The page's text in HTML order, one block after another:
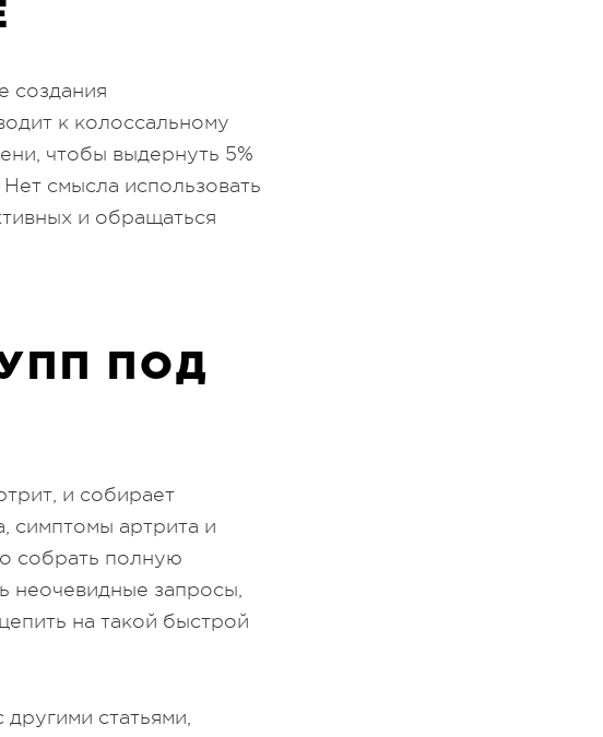
создания
к колоссальному
чтобы выдернуть 5%
смысла использовать
и обращаться
ПОД
и собирает
симптомы артрита и
собрать полную
неочевидные запросы,
на такой быстрой
статьями,